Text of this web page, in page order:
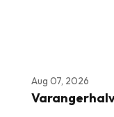
Aug 07, 2026